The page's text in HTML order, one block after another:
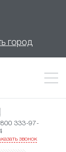
город
333-97-
звонок